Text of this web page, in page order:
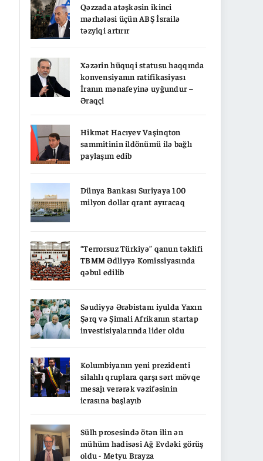
Qəzzada atəşkəsin ikinci
mərhələsi üçün ABŞ İsrailə
təzyiqi artırır
Xəzərin hüquqi statusu haqqında
konvensiyanın ratifikasiyası
İranın mənafeyinə uyğundur –
Əraqçi
Hikmət Hacıyev Vaşinqton
sammitinin ildönümü ilə bağlı
paylaşım edib
Dünya Bankası Suriyaya 100
milyon dollar qrant ayıracaq
“Terrorsuz Türkiyə” qanun təklifi
TBMM Ədliyyə Komissiyasında
qəbul edilib
Səudiyyə Ərəbistanı iyulda Yaxın
Şərq və Şimali Afrikanın startap
investisiyalarında lider oldu
Kolumbiyanın yeni prezidenti
silahlı qruplara qarşı sərt mövqe
mesajı verərək vəzifəsinin
icrasına başlayıb
Sülh prosesində ötən ilin ən
mühüm hadisəsi Ağ Evdəki görüş
oldu - Metyu Brayza